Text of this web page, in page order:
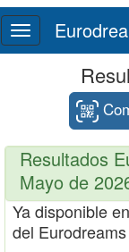
Toggle
navigation
Resultados
Mayo de
Ya disponible
del